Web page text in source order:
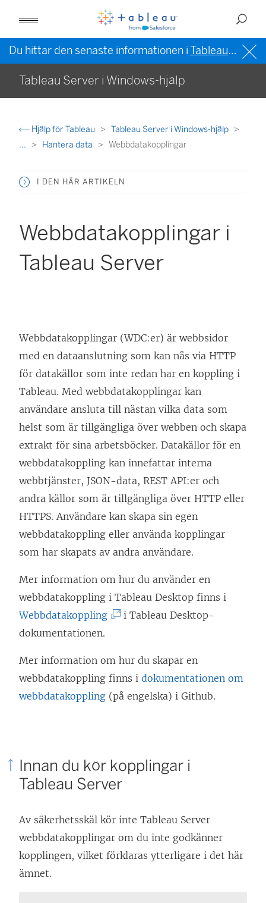
Du hittar den senaste informationen iTableau-hjälpen på engelska (USA)
Tableau Server i Windows-hjälp
Hjälp för Tableau
Tableau Server i Windows-hjälp
...
Hantera data Webbdatakopplingar
I DEN HÄR ARTIKELN
Webbdatakopplingar i
Tableau Server
Webbdatakopplingar (WDC:er) är webbsidor
med en dataanslutning som kan nås via HTTP
för datakällor som inte redan har en koppling i
Tableau. Med webbdatakopplingar kan
användare ansluta till nästan vilka data som
helst som är tillgängliga över webben och skapa
extrakt för sina arbetsböcker. Datakällor för en
webbdatakoppling kan innefattar interna
webbtjänster, JSON-data, REST API:er och
andra källor som är tillgängliga över HTTP eller
HTTPS. Användare kan skapa sin egen
webbdatakoppling eller använda kopplingar
som har skapats av andra användare.
Mer information om hur du använder en
webbdatakoppling i Tableau Desktop finns i
Webbdatakoppling(
n
k
e
p
p
n
i Tableau Desktop-
dokumentationen.
Mer information om hur du skapar en
webbdatakoppling finns i dokumentationen om
webbdatakoppling (på engelska) i Github.
Innan du kör kopplingar i
Tableau Server
Av säkerhetsskäl kör inte Tableau Server
webbdatakopplingar om du inte godkänner
kopplingen, vilket förklaras ytterligare i det här
ämnet.